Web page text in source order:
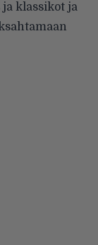
klassikot ja